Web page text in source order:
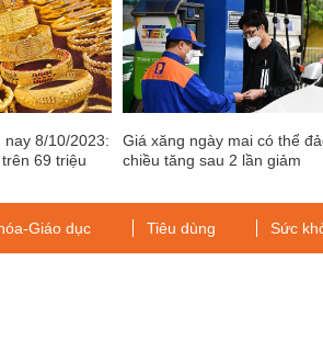
nay 8/10/2023:
69 triệu
Giá xăng ngày mai có thể
chiều tăng sau 2 lần giảm
Giáo dục Tiêu dùng Sức